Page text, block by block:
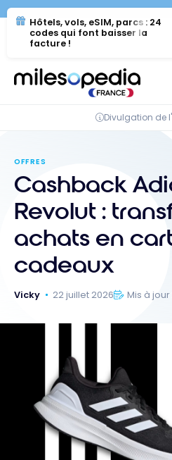
Panneau de gestion des
Se
rendreHôtels, vols, eSIM, parcs : 24
codes qui font baisser la
facture !
Divulgation de
OFFRES
Cashback
Revolut :
achats en
cadeaux
Vicky 22 juillet 2026 Mis à